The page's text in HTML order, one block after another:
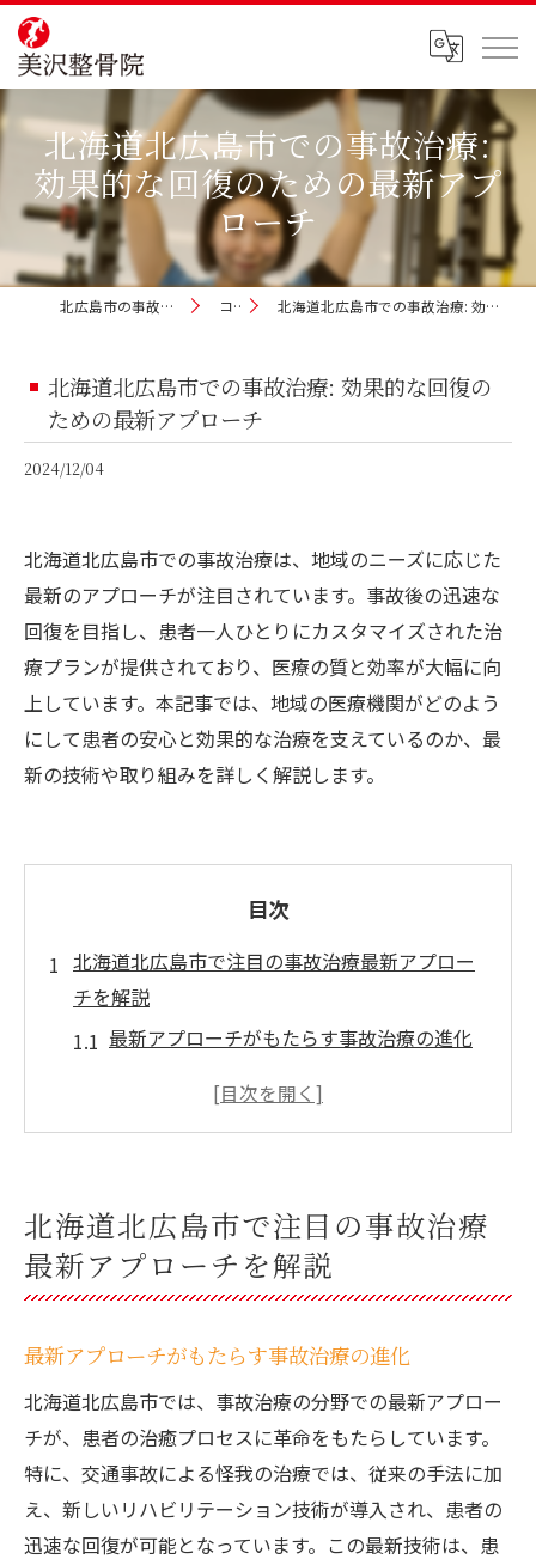
北海道北広島市での事故治療:
効果的な回復のための最新アプ
ローチ
北広島市の事故治療なら美沢整骨院 コラム 北海道北広島市での事故治療: 効果的な回復のための最新アプローチ
北海道北広島市での事故治療: 効果的な回復の
ための最新アプローチ
2024/12/04
北海道北広島市での事故治療は、地域のニーズに応じた
最新のアプローチが注目されています。事故後の迅速な
回復を目指し、患者一人ひとりにカスタマイズされた治
療プランが提供されており、医療の質と効率が大幅に向
上しています。本記事では、地域の医療機関がどのよう
にして患者の安心と効果的な治療を支えているのか、最
新の技術や取り組みを詳しく解説します。
目次
北海道北広島市で注目の事故治療最新アプロー
チを解説
最新アプローチがもたらす事故治療の進化
北広島市の医療機関が導入する革新的手法
徴
医療の質を高めるための新しい取り組み
事故治療を成功に導く北広島市のカスタマイズ
プラン
患者ごとのニーズに対応した治療プランの
構築
個別化治療がもたらすメリットとその効果
カスタマイズプランが実現する迅速な回復
北海道北広島市で注目の事故治療
最新アプローチを解説
最新アプローチがもたらす事故治療の進化
北海道北広島市では、事故治療の分野での最新アプロー
チが、患者の治癒プロセスに革命をもたらしています。
特に、交通事故による怪我の治療では、従来の手法に加
え、新しいリハビリテーション技術が導入され、患者の
迅速な回復が可能となっています。この最新技術は、患